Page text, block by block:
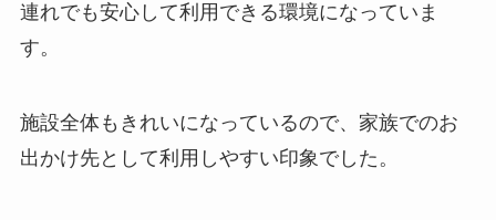
連れでも安心して利用できる環境になっていま
す。
施設全体もきれいになっているので、家族でのお
出かけ先として利用しやすい印象でした。